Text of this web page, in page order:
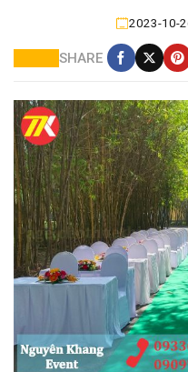
2023-10-
SHARE